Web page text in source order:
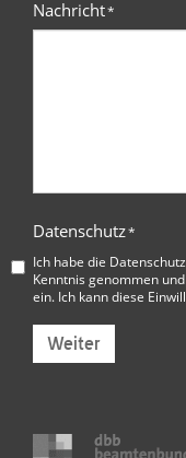
Nachricht*
Datenschutz*
Ich habe die
Kenntnis genommen
ein. Ich kann diese
Weiter